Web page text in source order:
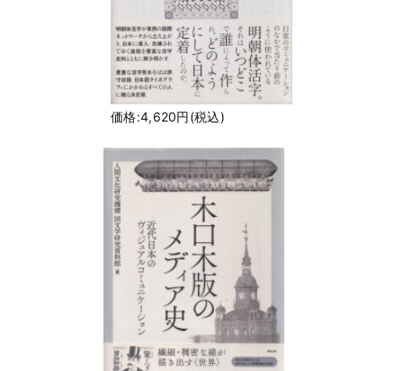
価格:4,620円(税込)